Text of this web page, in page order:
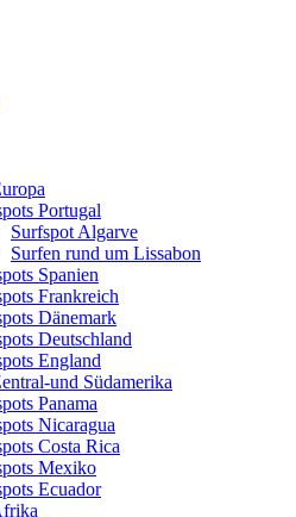
Portugal
Surfspot Algarve
Surfen rund um Lissabon
Spanien
Frankreich
Dänemark
Deutschland
England
und Südamerika
Panama
Nicaragua
Costa Rica
Mexiko
Ecuador